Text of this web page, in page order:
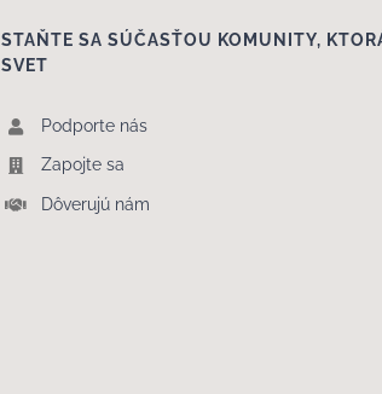
STAŇTE SA SÚČASŤOU KOMUNITY,
SVET
Podporte nás
Zapojte sa
Dôverujú nám